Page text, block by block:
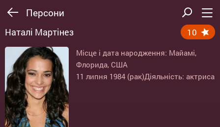
Персони
Наталі Мартінез 10
Місце і дата народження: Майамі,
Флорида, США
11 липня 1984 (рак)Діяльність: актриса